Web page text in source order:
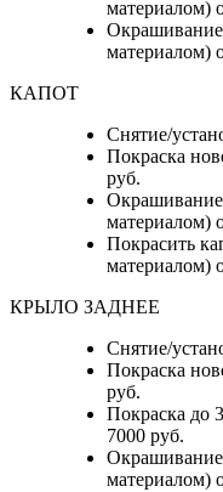
материалом)
Окрашивание
материалом)
КАПОТ
Снятие/
Покраска
руб.
Окрашивание
материалом)
Покрасить
материалом)
КРЫЛО ЗАДНЕЕ
Снятие/
Покраска
руб.
Покраска до
7000 руб.
материалом)